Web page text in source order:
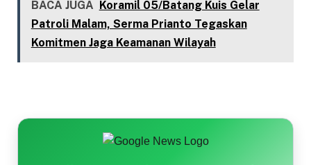
BACA JUGA Koramil 05/Batang Kuis Gelar
Patroli Malam, Serma Prianto Tegaskan
Komitmen Jaga Keamanan Wilayah